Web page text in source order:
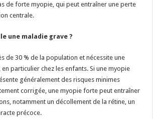
de forte myopie, qui peut entraîner une perte
centrale.
une maladie grave ?
de 30 % de la population et nécessite une
particulier chez les enfants. Si une myopie
généralement des risques minimes
corrigée, une myopie forte peut entraîner
notamment un décollement de la rétine, un
précoce.